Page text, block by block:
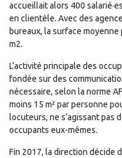
accueillait alors 400
en clientèle. Avec des
bureaux, la surface
m2.
L’activité principale des
fondée sur des
nécessaire, selon la norme
moins 15 m² par personne
locuteurs, ne s’agissant pas
occupants eux-mêmes.
Fin 2017, la direction décide